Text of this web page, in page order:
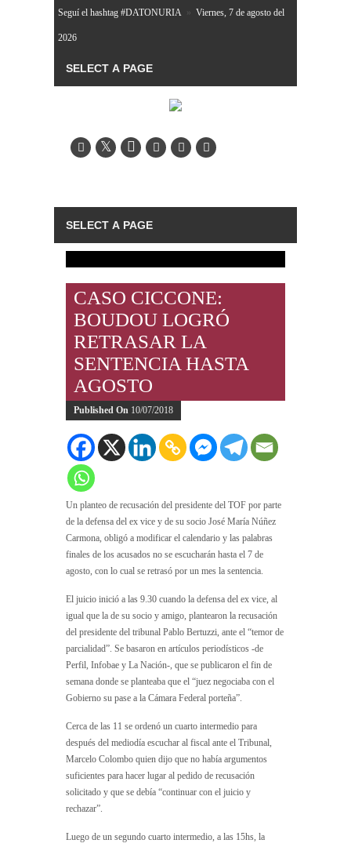
Seguí el hashtag #DATONURIA » Viernes, 7 de agosto del
2026
CASO CICCONE:
BOUDOU LOGRÓ
RETRASAR LA
SENTENCIA HASTA
AGOSTO
Published On 10/07/2018
Un planteo de recusación del presidente del TOF por parte
de la defensa del ex vice y de su socio José María Núñez
Carmona, obligó a modificar el calendario y las palabras
finales de los acusados no se escucharán hasta el 7 de
agosto, con lo cual se retrasó por un mes la sentencia.
El juicio inició a las 9.30 cuando la defensa del ex vice, al
igual que la de su socio y amigo, plantearon la recusación
del presidente del tribunal Pablo Bertuzzi, ante el “temor de
parcialidad”. Se basaron en artículos periodísticos -de
Perfil, Infobae y La Nación-, que se publicaron el fin de
semana donde se planteaba que el “juez negociaba con el
Gobierno su pase a la Cámara Federal porteña”.
Cerca de las 11 se ordenó un cuarto intermedio para
después del mediodía escuchar al fiscal ante el Tribunal,
Marcelo Colombo quien dijo que no había argumentos
suficientes para hacer lugar al pedido de recusación
solicitado y que se debía “continuar con el juicio y
rechazar”.
Luego de un segundo cuarto intermedio, a las 15hs, la